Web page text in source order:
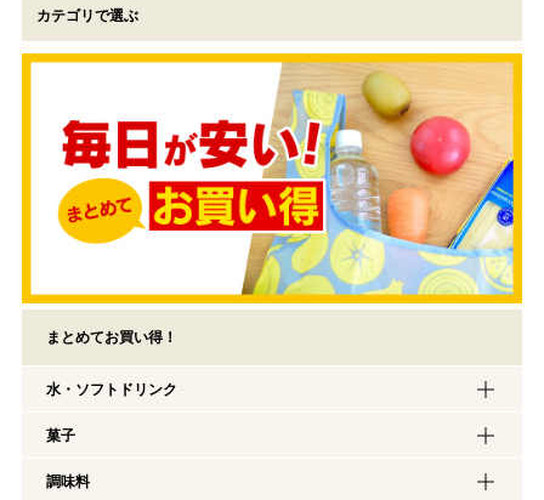
カテゴリで選ぶ
まとめてお買い得！
水・ソフトドリンク
菓子
調味料